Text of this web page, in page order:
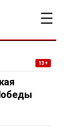
☰
13+